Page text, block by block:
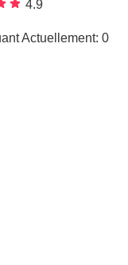
4.9
Actuellement: 0